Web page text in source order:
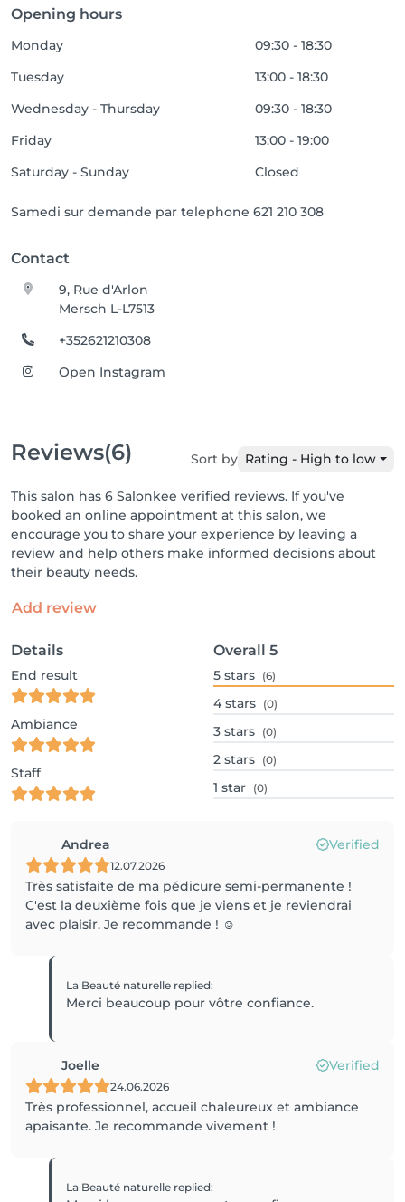
Opening hours
Monday
09:30 - 18:30
Tuesday
13:00 - 18:30
Wednesday - Thursday
09:30 - 18:30
Friday
13:00 - 19:00
Saturday - Sunday
Closed
Samedi sur demande par telephone 621 210 308
Contact
9, Rue d'Arlon
Mersch L-L7513
+352621210308
Open Instagram
Reviews(6) Sort by Rating - High to low
This salon has 6 Salonkee verified reviews. If you've
booked an online appointment at this salon, we
encourage you to share your experience by leaving a
review and help others make informed decisions about
their beauty needs.
Add review
Details
End result
Ambiance
Staff
Overall 5
5 stars (6)
4 stars (0)
3 stars (0)
2 stars (0)
1 star (0)
Andrea Verified
12.07.2026
Très satisfaite de ma pédicure semi-permanente !
C'est la deuxième fois que je viens et je reviendrai
avec plaisir. Je recommande ! ☺️
La Beauté naturelle replied:
Joelle Verified
24.06.2026
Très professionnel, accueil chaleureux et ambiance
apaisante. Je recommande vivement !
La Beauté naturelle replied: